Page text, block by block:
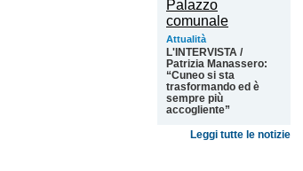
Attualità
L'INTERVISTA /
Patrizia Manassero:
“Cuneo si sta
trasformando ed è
sempre più
accogliente”
Leggi tutte le notizie